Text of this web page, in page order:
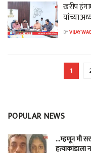
खरीप
यांच्या
BYVIJAY
1
POPULAR NEWS
…म्हणून मी
हत्याकांडाला